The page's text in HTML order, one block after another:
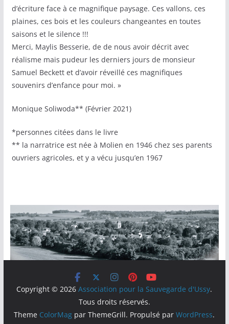
d’écriture face à ce magnifique paysage. Ces vallons, ces
plaines, ces bois et les couleurs changeantes en toutes
saisons et le silence !!!
Merci, Maylis Besserie, de de nous avoir décrit avec
réalisme mais pudeur les derniers jours de monsieur
Samuel Beckett et d’avoir réveillé ces magnifiques
souvenirs d’enfance pour moi. »
Monique Soliwoda** (Février 2021)
*personnes citées dans le livre
** la narratrice est née à Molien en 1946 chez ses parents
ouvriers agricoles, et y a vécu jusqu’en 1967
Copyright © 2026Association pour la Sauvegarde d'Ussy.
Tous droits réservés.
Theme ColorMag par ThemeGrill. Propulsé parWordPress.